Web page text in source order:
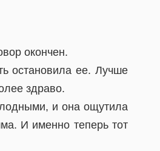
окончен.
остановила ее. Лучше
здраво.
и она ощутила
И именно теперь тот